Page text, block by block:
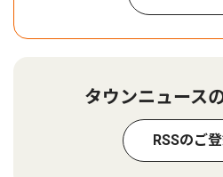
タウンニュース
RSSのご